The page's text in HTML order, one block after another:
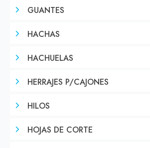
GUANTES
HACHAS
HACHUELAS
HERRAJES P/CAJONES
HILOS
HOJAS DE CORTE